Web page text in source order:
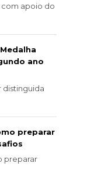
com apoio do
ano
distinguida
preparar
preparar